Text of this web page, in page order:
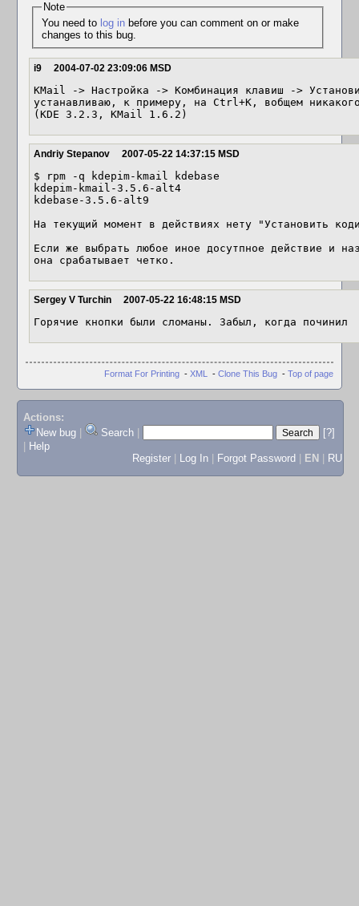
Note
You need to log inbefore you can comment on or make
changes to this bug.
i9 2004-07-02 23:09:06 MSD
KMail -> Настройка -> Комбинация клавиш ->
устанавливаю, к примеру, на Ctrl+K, вобщем
(KDE 3.2.3, KMail 1.6.2)
Andriy Stepanov 2007-05-22 14:37:15 MSD
$ rpm -q kdepim-kmail kdebase
kdepim-kmail-3.5.6-alt4
kdebase-3.5.6-alt9
На текущий момент в действиях нету "Установить
Если же выбрать любое иное досутпное действие и
она срабатывает четко.
Sergey V Turchin 2007-05-22 16:48:15 MSD
Горячие кнопки были сломаны. Забыл, когда починил
Format For Printing - XML - Clone This Bug - Top of page
Actions:
New bug
Search
[?]
Help
Register
Log In Forgot Password EN RU